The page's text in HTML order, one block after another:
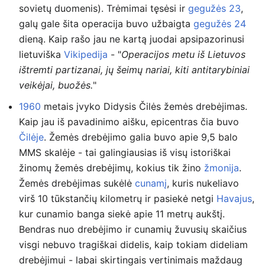
sovietų duomenis). Trėmimai tęsėsi ir gegužės 23,
galų gale šita operacija buvo užbaigta gegužės 24
dieną. Kaip rašo jau ne kartą juodai apsipazorinusi
lietuviška Vikipedija - "Operacijos metu iš Lietuvos
ištremti partizanai, jų šeimų nariai, kiti antitarybiniai
veikėjai, buožės."
1960 metais įvyko Didysis Čilės žemės drebėjimas.
Kaip jau iš pavadinimo aišku, epicentras čia buvo
Čilėje. Žemės drebėjimo galia buvo apie 9,5 balo
MMS skalėje - tai galingiausias iš visų istoriškai
žinomų žemės drebėjimų, kokius tik žino žmonija.
Žemės drebėjimas sukėlė cunamį, kuris nukeliavo
virš 10 tūkstančių kilometrų ir pasiekė netgi Havajus,
kur cunamio banga siekė apie 11 metrų aukštį.
Bendras nuo drebėjimo ir cunamių žuvusių skaičius
visgi nebuvo tragiškai didelis, kaip tokiam dideliam
drebėjimui - labai skirtingais vertinimais maždaug